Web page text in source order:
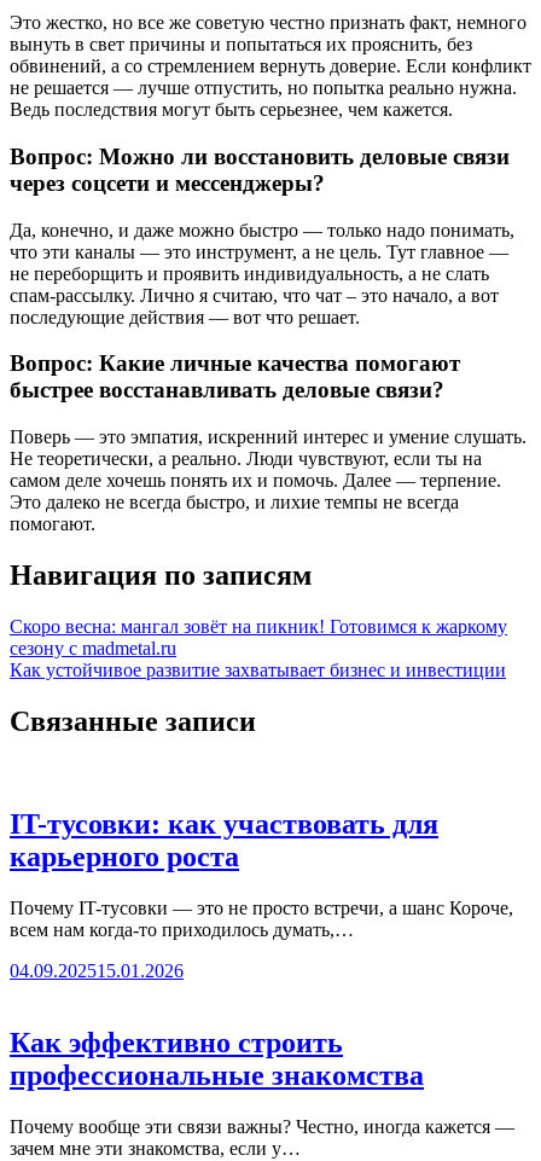
Это жестко, но все же советую честно признать факт, немного
вынуть в свет причины и попытаться их прояснить, без
обвинений, а со стремлением вернуть доверие. Если конфликт
не решается — лучше отпустить, но попытка реально нужна.
Ведь последствия могут быть серьезнее, чем кажется.
Вопрос: Можно ли восстановить деловые связи
через соцсети и мессенджеры?
Да, конечно, и даже можно быстро — только надо понимать,
что эти каналы — это инструмент, а не цель. Тут главное —
не переборщить и проявить индивидуальность, а не слать
спам-рассылку. Лично я считаю, что чат – это начало, а вот
последующие действия — вот что решает.
Вопрос: Какие личные качества помогают
быстрее восстанавливать деловые связи?
Поверь — это эмпатия, искренний интерес и умение слушать.
Не теоретически, а реально. Люди чувствуют, если ты на
самом деле хочешь понять их и помочь. Далее — терпение.
Это далеко не всегда быстро, и лихие темпы не всегда
помогают.
Навигация по записям
Скоро весна: мангал зовёт на пикник! Готовимся к жаркому
сезону с madmetal.ru
Как устойчивое развитие захватывает бизнес и инвестиции
Связанные записи
IT-тусовки: как участвовать для
карьерного роста
Почему IT-тусовки — это не просто встречи, а шанс Короче,
всем нам когда-то приходилось думать,…
04.09.202515.01.2026
Как эффективно строить
профессиональные знакомства
Почему вообще эти связи важны? Честно, иногда кажется —
зачем мне эти знакомства, если у…